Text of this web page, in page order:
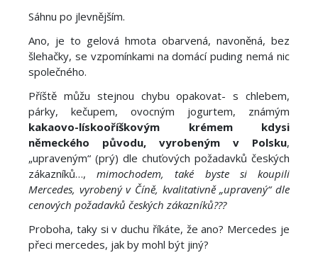
Sáhnu po jlevnějším.
Ano, je to gelová hmota obarvená, navoněná, bez
šlehačky, se vzpomínkami na domácí puding nemá nic
společného.
Příště můžu stejnou chybu opakovat- s chlebem,
párky, kečupem, ovocným jogurtem, známým
kakaovo-lískooříškovým krémem kdysi
německého původu, vyrobeným v Polsku,
„upraveným“ (prý) dle chuťových požadavků českých
zákazníků…,mimochodem, také byste si koupili
Mercedes, vyrobený v Číně, kvalitativně „upravený“ dle
cenových požadavků českých zákazníků???
Proboha, taky si v duchu říkáte, že ano? Mercedes je
přeci mercedes, jak by mohl být jiný?